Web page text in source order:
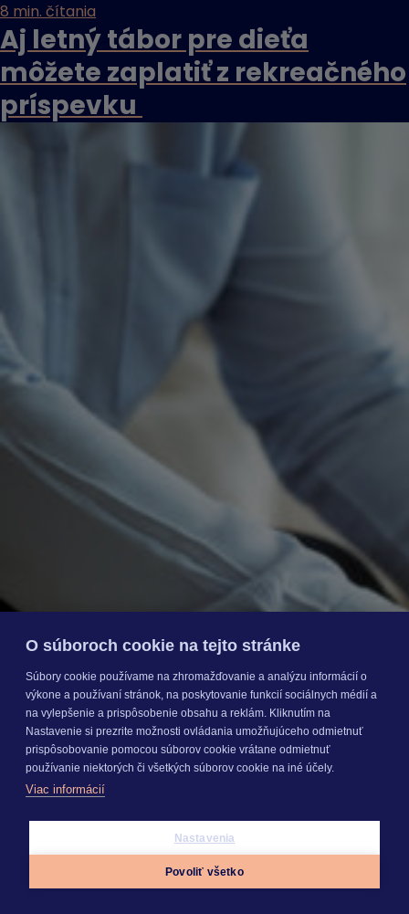
8 min. čítania
Aj letný tábor pre dieťa
môžete zaplatiť z rekreačného
príspevku
O súboroch cookie na tejto stránke
Súbory cookie používame na zhromažďovanie a analýzu informácií o
výkone a používaní stránok, na poskytovanie funkcií sociálnych médií a
na vylepšenie a prispôsobenie obsahu a reklám. Kliknutím na
Nastavenie si prezrite možnosti ovládania umožňujúceho odmietnuť
prispôsobovanie pomocou súborov cookie vrátane odmietnuť
používanie niektorých či všetkých súborov cookie na iné účely.
Viac informácií
Nastavenia
Povoliť všetko